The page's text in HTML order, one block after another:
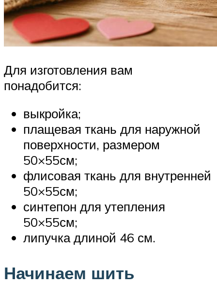
Для изготовления вам
понадобится:
выкройка;
плащевая ткань для наружной
поверхности, размером
50×55см;
флисовая ткань для внутренней
50×55см;
синтепон для утепления
50×55см;
липучка длиной 46 см.
Начинаем шить